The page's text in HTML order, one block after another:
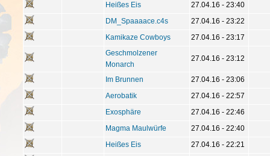
Heißes Eis
27.04.16 - 23:40
DM_Spaaaace.c4s
27.04.16 - 23:22
Kamikaze Cowboys
27.04.16 - 23:17
Geschmolzener
Monarch
27.04.16 - 23:12
Im Brunnen
27.04.16 - 23:06
Aerobatik
27.04.16 - 22:57
Exosphäre
27.04.16 - 22:46
Magma Maulwürfe
27.04.16 - 22:40
Heißes Eis
27.04.16 - 22:21